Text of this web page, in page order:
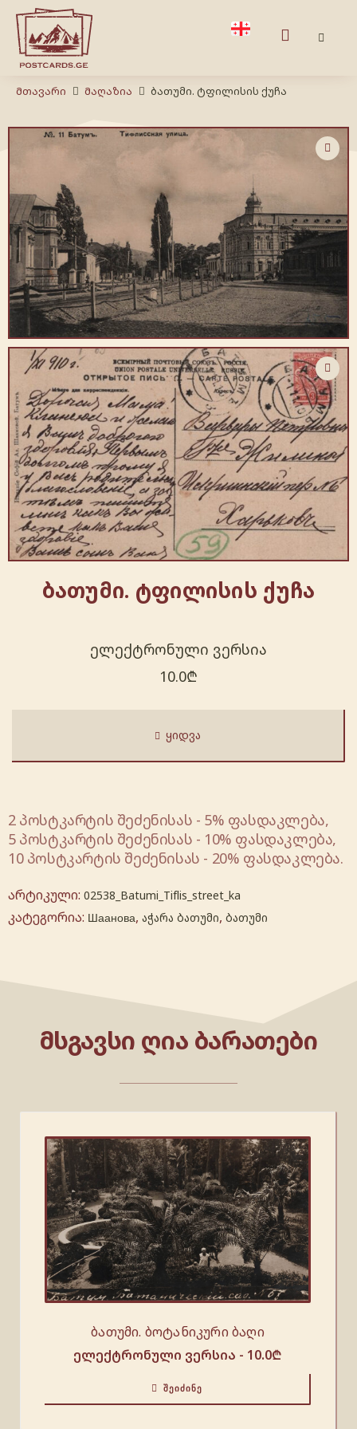
Მთავარი Მაღაზია ბათუმი. ტფილისის ქუჩა
ბათუმი. ტფილისის ქუჩა
ელექტრონული ვერსია
10.0₾
ᲧᲘᲓᲕᲐ
2 პოსტკარტის შეძენისას - 5% ფასდაკლება,
5 პოსტკარტის შეძენისას - 10% ფასდაკლება,
10 პოსტკარტის შეძენისას - 20% ფასდაკლება.
არტიკული: 02538_Batumi_Tiflis_street_ka
კატეგორია: Шаанова, აჭარა ბათუმი, ბათუმი
ᲛᲡᲒᲐᲕᲡᲘ ᲦᲘᲐ ᲑᲐᲠᲐᲗᲔᲑᲘ
ბათუმი. ბოტანიკური ბაღი
ელექტრონული ვერსია - 10.0₾
ᲨᲔᲘᲫᲘᲜᲔ